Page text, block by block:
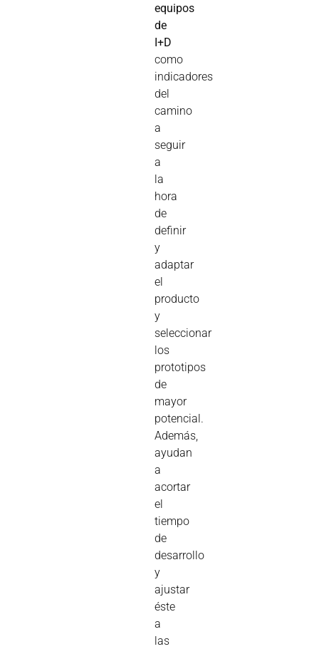
equipos
de
I+D
como
indicadores
del
camino
a
seguir
a
la
hora
de
definir
y
adaptar
el
producto
y
seleccionar
los
prototipos
de
mayor
potencial.
Además,
ayudan
a
acortar
el
tiempo
de
desarrollo
y
ajustar
éste
a
las